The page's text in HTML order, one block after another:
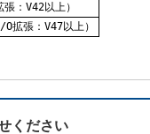
：V42以上）
拡張：V47以上）
ください